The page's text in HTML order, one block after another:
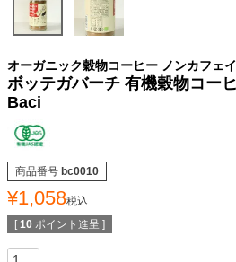
オーガニック穀物コーヒー ノンカフェ
ボッテガバーチ 有機穀物コー
Baci
商品番号 bc0010
¥1,058税込
[ 10 ポイント進呈 ]